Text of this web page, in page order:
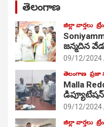
తెలంగాణ
జిల్లా వార్తలు
జ‌న్మ‌దిన
09/12/2024
తెలంగాణ ప్రజా
Malla
09/12/2024
జిల్లా వార్తలు